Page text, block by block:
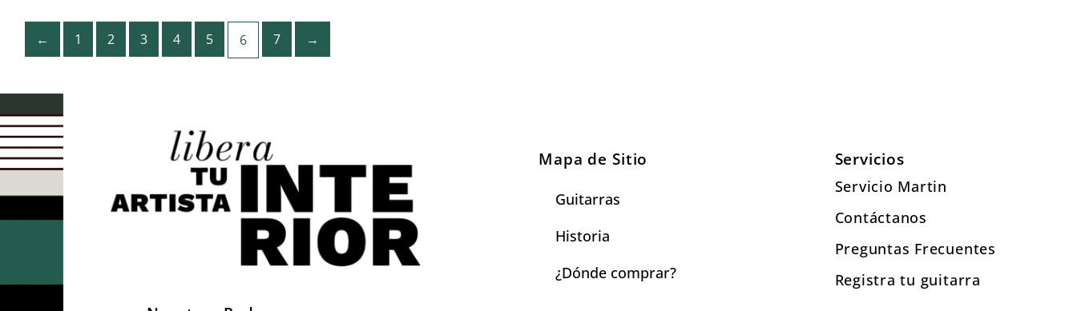
← 1 2 3 4 5 6 7 →
Mapa de Sitio
Guitarras
Historia
¿Dónde comprar?
Servicios
Servicio Martin
Contáctanos
Preguntas Frecuentes
Registra tu guitarra